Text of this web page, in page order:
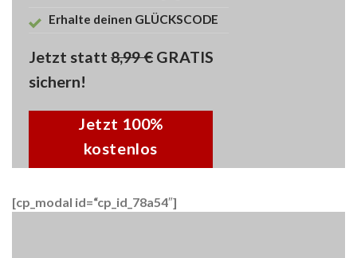
Erhalte deinen GLÜCKSCODE
Jetzt statt 8,99 €GRATIS
sichern!
Jetzt 100%
kostenlos
anfordern!
[cp_modal id=“cp_id_78a54″]